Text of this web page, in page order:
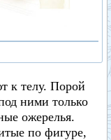
к телу. Порой
ними только
ожерелья.
по фигуре,